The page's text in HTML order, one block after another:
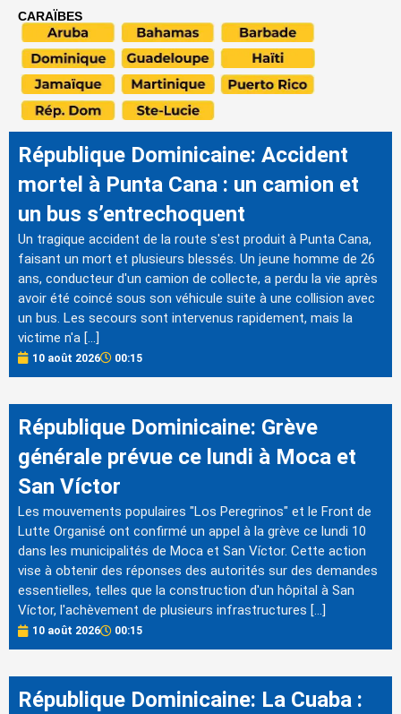
CARAÏBES
République Dominicaine: Accident
mortel à Punta Cana : un camion et
un bus s’entrechoquent
Un tragique accident de la route s'est produit à Punta Cana,
faisant un mort et plusieurs blessés. Un jeune homme de 26
ans, conducteur d'un camion de collecte, a perdu la vie après
avoir été coincé sous son véhicule suite à une collision avec
un bus. Les secours sont intervenus rapidement, mais la
victime n'a […]
10 août 2026 00:15
République Dominicaine: Grève
générale prévue ce lundi à Moca et
San Víctor
Les mouvements populaires "Los Peregrinos" et le Front de
Lutte Organisé ont confirmé un appel à la grève ce lundi 10
dans les municipalités de Moca et San Víctor. Cette action
vise à obtenir des réponses des autorités sur des demandes
essentielles, telles que la construction d'un hôpital à San
Víctor, l'achèvement de plusieurs infrastructures […]
10 août 2026 00:15
République Dominicaine: La Cuaba :